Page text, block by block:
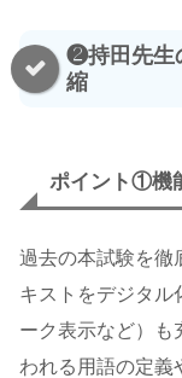
❷持田先生
縮
ポイント①機
過去の本試験を徹
キストをデジタル
ーク表示など）も
われる用語の定義